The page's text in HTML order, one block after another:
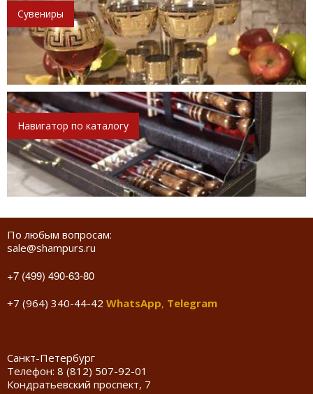
Сувениры
Навигатор по каталогу
По любым вопросам:
sale@shampurs.ru
+7 (499) 490-63-80
+7 (964) 340-44-42 WhatsApp, Telegram
Санкт-Петербург
Телефон: 8 (812) 507-92-01
Кондратьевский проспект, 7